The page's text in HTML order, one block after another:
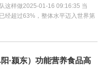
这样做2025-01-16 09:16:35 当
经超过63%，整体水平迈入世界第
·颍东）功能营养食品高